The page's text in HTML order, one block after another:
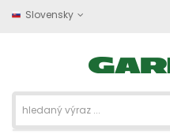
Slovensky